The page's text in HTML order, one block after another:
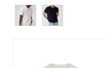
White Navy